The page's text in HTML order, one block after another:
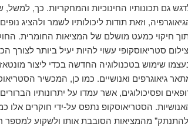
גם תכונותיו החינוכיות והמחקריות. כך,
וזאת תודות ליכולותיו לשמר ולהציג
חיקוי כמעט מושלם של המציאות החומרית.
סטריאוסקופי עשוי להיות יעיל ביותר
שימוש בטכנולוגיה החדשה בכדי ליצור
גיאוגרפים ואנושיים. כמו כן, המכשיר
ופסיכולוגים, אשר עמדו על יתרונותיו
הסטריאוסקופ נתפס על-ידי חוקרים
מהמציאות הסובבת אותו ולשקוע למספר